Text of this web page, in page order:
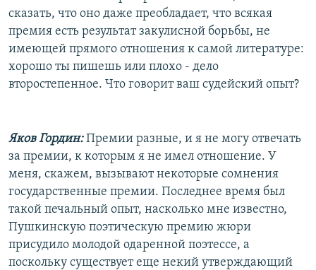
сказать, что оно даже преобладает, что всякая
премия есть результат закулисной борьбы, не
имеющей прямого отношения к самой литературе:
хорошо ты пишешь или плохо - дело
второстепенное. Что говорит ваш судейский опыт?
Яков Гордин:Премии разные, и я не могу отвечать
за премии, к которым я не имел отношение. У
меня, скажем, вызывают некоторые сомнения
государственные премии. Последнее время был
такой печальный опыт, насколько мне известно,
Пушкинскую поэтическую премию жюри
присудило молодой одаренной поэтессе, а
поскольку существует еще некий утверждающий